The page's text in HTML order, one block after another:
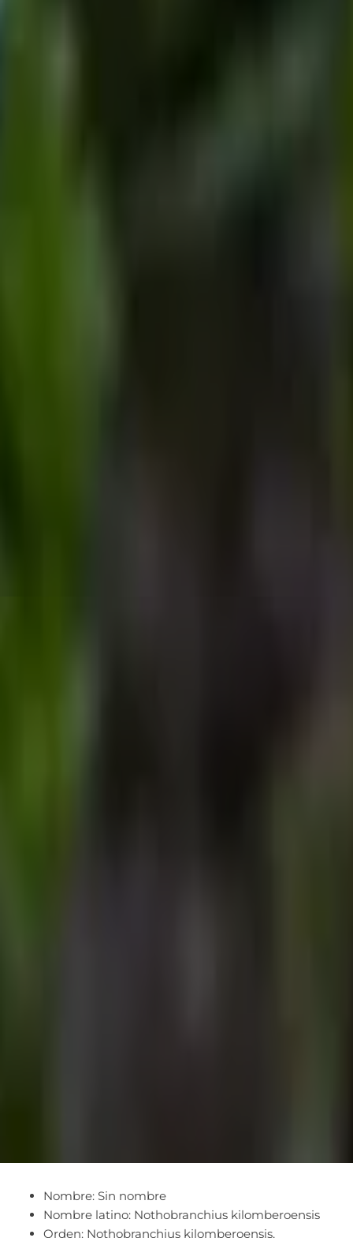
Nombre: Sin nombre
Nombre latino: Nothobranchius kilomberoensis
Orden: Nothobranchius kilomberoensis,